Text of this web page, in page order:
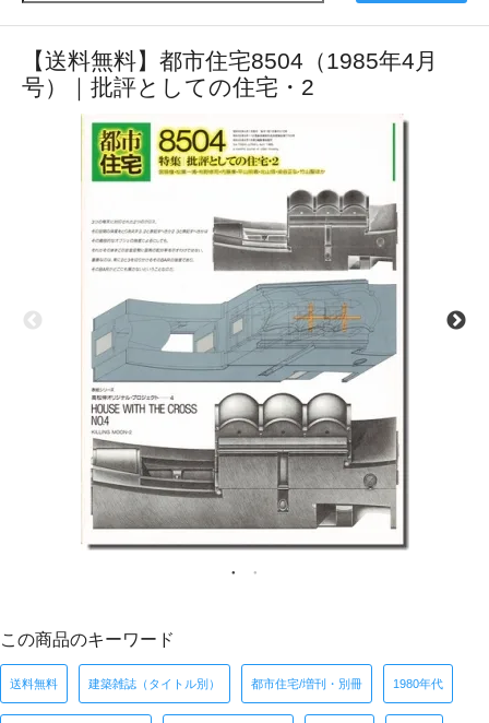
【送料無料】都市住宅8504（1985年4月
号）｜批評としての住宅・2
この商品のキーワード
送料無料 建築雑誌（タイトル別） 都市住宅/増刊・別冊 1980年代